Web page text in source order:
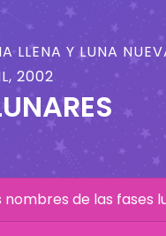
LLENA Y LUNA
2002
de las fases